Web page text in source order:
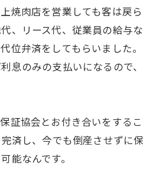
肉店を営業しても客は戻
リース代、従業員の給与
位弁済をしてもらいました。
のみの支払いになるので、
協会とお付き合いをするこ
し、今でも倒産させずに
能なんです。